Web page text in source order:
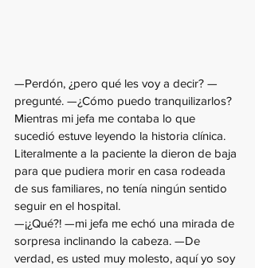
—Perdón, ¿pero qué les voy a decir? —
pregunté. —¿Cómo puedo tranquilizarlos?
Mientras mi jefa me contaba lo que
sucedió estuve leyendo la historia clínica.
Literalmente a la paciente la dieron de baja
para que pudiera morir en casa rodeada
de sus familiares, no tenía ningún sentido
seguir en el hospital.
—¡¿Qué?! —mi jefa me echó una mirada de
sorpresa inclinando la cabeza. —De
verdad, es usted muy molesto, aquí yo soy